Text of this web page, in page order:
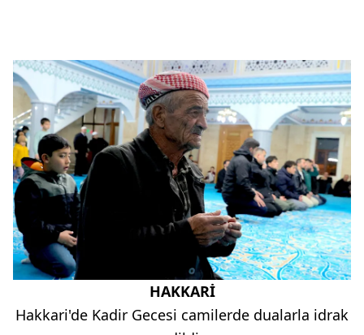
HAKKARİ
Hakkari'de Kadir Gecesi camilerde dualarla idrak